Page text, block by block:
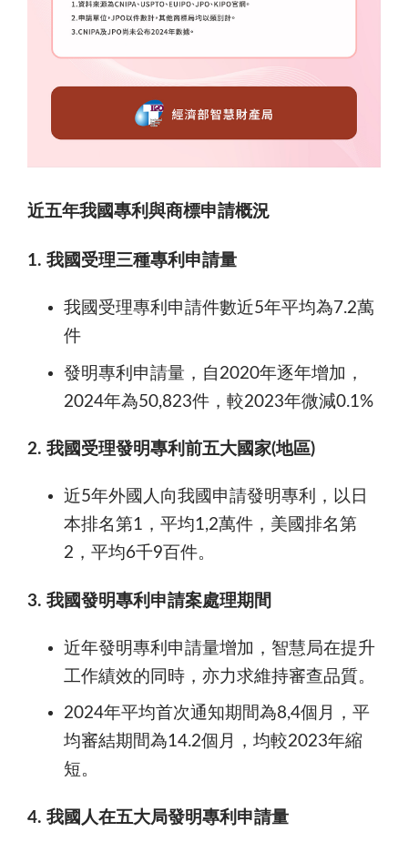
近五年我國專利與商標申請概況
1. 我國受理三種專利申請量
我國受理專利申請件數近5年平均為7.2萬
件
發明專利申請量，自2020年逐年增加，
2024年為50,823件，較2023年微減0.1%
2. 我國受理發明專利前五大國家(地區)
近5年外國人向我國申請發明專利，以日
本排名第1，平均1,2萬件，美國排名第
2，平均6千9百件。
3. 我國發明專利申請案處理期間
近年發明專利申請量增加，智慧局在提升
工作績效的同時，亦力求維持審查品質。
2024年平均首次通知期間為8,4個月，平
均審結期間為14.2個月，均較2023年縮
短。
4. 我國人在五大局發明專利申請量